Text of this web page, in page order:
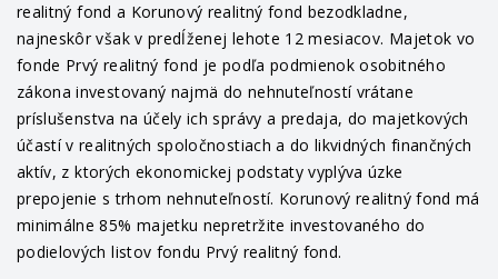
realitný fond a Korunový realitný fond bezodkladne,
najneskôr však v predĺženej lehote 12 mesiacov. Majetok vo
fonde Prvý realitný fond je podľa podmienok osobitného
zákona investovaný najmä do nehnuteľností vrátane
príslušenstva na účely ich správy a predaja, do majetkových
účastí v realitných spoločnostiach a do likvidných finančných
aktív, z ktorých ekonomickej podstaty vyplýva úzke
prepojenie s trhom nehnuteľností. Korunový realitný fond má
minimálne 85% majetku nepretržite investovaného do
podielových listov fondu Prvý realitný fond.